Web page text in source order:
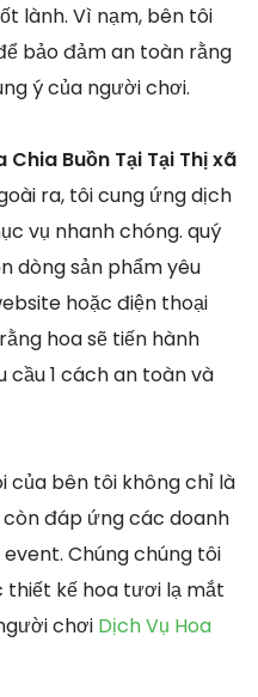
lành. Vì nạm, bên tôi
bảo đảm an toàn rằng
ý của người chơi.
Buồn Tại Tại Thị xã
ra, tôi cung ứng dịch
vụ nhanh chóng. quý
dòng sản phẩm yêu
hoặc điện thoại
hoa sẽ tiến hành
cầu 1 cách an toàn và
của bên tôi không chỉ là
đáp ứng các doanh
Chúng chúng tôi
kế hoa tươi lạ mắt
chơi Dịch Vụ Hoa